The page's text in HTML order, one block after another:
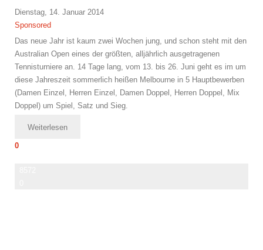
Dienstag, 14. Januar 2014
Sponsored
Das neue Jahr ist kaum zwei Wochen jung, und schon steht mit den
Australian Open eines der größten, alljährlich ausgetragenen
Tennisturniere an. 14 Tage lang, vom 13. bis 26. Juni geht es im um
diese Jahreszeit sommerlich heißen Melbourne in 5 Hauptbewerben
(Damen Einzel, Herren Einzel, Damen Doppel, Herren Doppel, Mix
Doppel) um Spiel, Satz und Sieg.
Weiterlesen
0